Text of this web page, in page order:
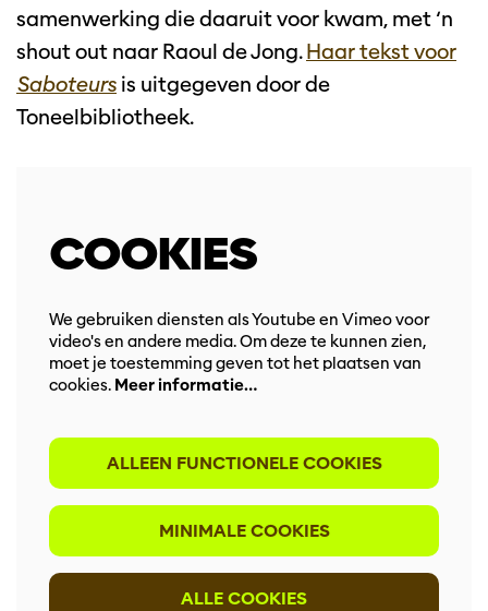
samenwerking die daaruit voor kwam, met ‘n
shout out naar Raoul de Jong.Haar tekst voor
Saboteurs is uitgegeven door de
Toneelbibliotheek.
COOKIES
We gebruiken diensten als Youtube en Vimeo voor
video's en andere media. Om deze te kunnen zien,
moet je toestemming geven tot het plaatsen van
cookies. Meer informatie…
ALLEEN FUNCTIONELE COOKIES
MINIMALE COOKIES
ALLE COOKIES